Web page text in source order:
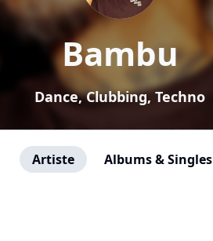
Bambu
Dance, Clubbing, Techno
Artiste Albums & Singles